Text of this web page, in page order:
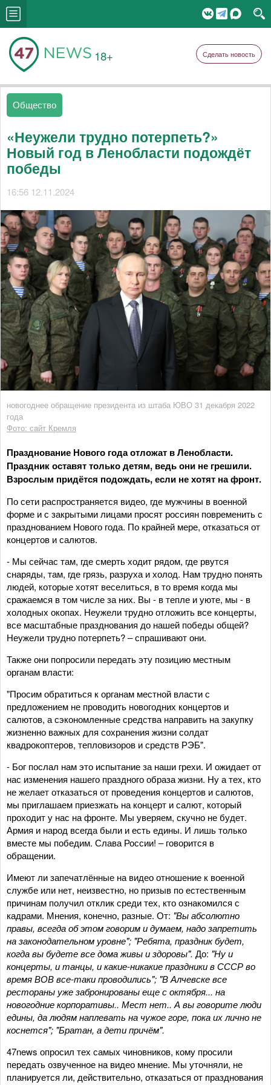
18+ Сделать новость
Общество
«Неужели трудно потерпеть?»
Новый год в Ленобласти подождёт
победы
16:56 12.11.2024
новогоднее обращение президента из штаба ЮВО 31 декабря 2022
года
Фото: сайт Кремля
Празднование Нового года отложат в Ленобласти.
Праздник оставят только детям, ведь они не грешили.
Взрослым придётся подождать, если не хотят на фронт.
По сети распространяется видео, где мужчины в военной
форме и с закрытыми лицами просят россиян повременить с
празднованием Нового года. По крайней мере, отказаться от
концертов и салютов.
- Мы сейчас там, где смерть ходит рядом, где рвутся
снаряды, там, где грязь, разруха и холод. Нам трудно понять
людей, которые хотят веселиться, в то время когда мы
сражаемся в том числе за них. Вы - в тепле и уюте, мы - в
холодных окопах. Неужели трудно отложить все концерты,
все масштабные празднования до нашей победы общей?
Неужели трудно потерпеть? – спрашивают они.
Также они попросили передать эту позицию местным
органам власти:
"Просим обратиться к органам местной власти с
предложением не проводить новогодних концертов и
салютов, а сэкономленные средства направить на закупку
жизненно важных для сохранения жизни солдат
квадрокоптеров, тепловизоров и средств РЭБ".
- Бог послал нам это испытание за наши грехи. И ожидает от
нас изменения нашего праздного образа жизни. Ну а тех, кто
не желает отказаться от проведения концертов и салютов,
мы приглашаем приезжать на концерт и салют, который
проходит у нас на фронте. Мы уверяем, скучно не будет.
Армия и народ всегда были и есть едины. И лишь только
вместе мы победим. Слава России! – говорится в
обращении.
Имеют ли запечатлённые на видео отношение к военной
службе или нет, неизвестно, но призыв по естественным
причинам получил отклик среди тех, кто ознакомился с
кадрами. Мнения, конечно, разные. От: "Вы абсолютно
правы, всегда об этом говорим и думаем, надо запретить
на законодательном уровне"; "Ребята, праздник будет,
когда вы будете все дома живы и здоровы". До: "Ну и
концерты, и танцы, и какие-никакие праздники в СССР во
время ВОВ все-таки проводились"; "В Алчевске все
рестораны уже забронированы еще с октября... на
новогодние корпоративы.. Мест нет.. А вы говорите люди
едины, да людям наплевать на чужое горе, пока их лично не
коснется"; "Братан, а дети причём".
47news опросил тех самых чиновников, кому просили
передать озвученное на видео мнение. Мы уточняли, не
планируется ли, действительно, отказаться от празднования